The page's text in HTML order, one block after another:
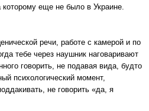
еще не было в Украине.
речи, работе с камерой и по
тебе через наушник наговаривают
говорить, не подавая вида, будто
психологический момент,
не говорить «да, я